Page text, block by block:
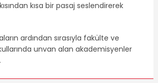
kısa bir pasaj seslendirerek
ardından sırasıyla fakülte ve
unvan alan akademisyenler